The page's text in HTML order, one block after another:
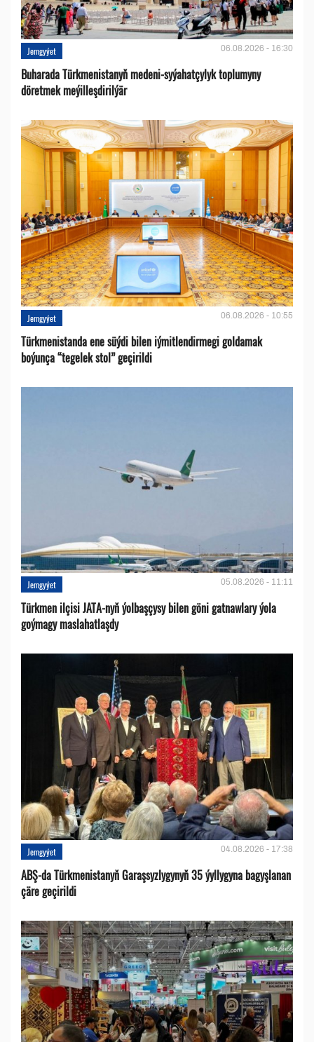
Jemgyýet 06.08.2026 - 16:30
Buharada Türkmenistanyň medeni-syýahatçylyk toplumyny
döretmek meýilleşdirilýär
Jemgyýet 06.08.2026 - 10:55
Türkmenistanda ene süýdi bilen iýmitlendirmegi goldamak
boýunça “tegelek stol” geçirildi
Jemgyýet 05.08.2026 - 11:11
Türkmen ilçisi JATA-nyň ýolbaşçysy bilen göni gatnawlary ýola
goýmagy maslahatlaşdy
Jemgyýet 04.08.2026 - 17:38
ABŞ-da Türkmenistanyň Garaşsyzlygynyň 35 ýyllygyna bagyşlanan
çäre geçirildi